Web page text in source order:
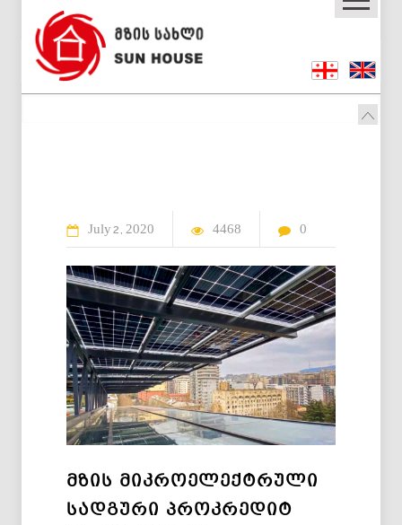
July 2 2020 4468 0
ᲛᲖᲘᲡ ᲛᲘᲙᲠᲝᲔᲚᲔᲥᲢᲠᲣᲚᲘ
ᲡᲐᲓᲒᲣᲠᲘ ᲞᲠᲝᲙᲠᲔᲓᲘᲢ